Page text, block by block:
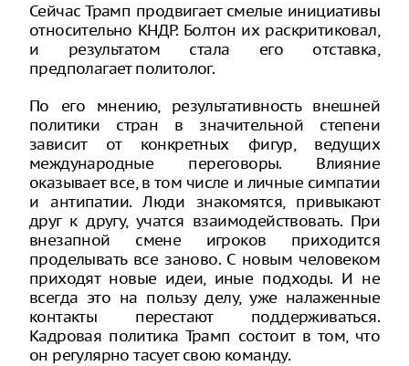
Сейчас Трамп продвигает смелые инициативы
относительно КНДР. Болтон их раскритиковал,
и результатом стала его отставка,
предполагает политолог.
По его мнению, результативность внешней
политики стран в значительной степени
зависит от конкретных фигур, ведущих
международные переговоры. Влияние
оказывает все, в том числе и личные симпатии
и антипатии. Люди знакомятся, привыкают
друг к другу, учатся взаимодействовать. При
внезапной смене игроков приходится
проделывать все заново. С новым человеком
приходят новые идеи, иные подходы. И не
всегда это на пользу делу, уже налаженные
контакты перестают поддерживаться.
Кадровая политика Трамп состоит в том, что
он регулярно тасует свою команду.